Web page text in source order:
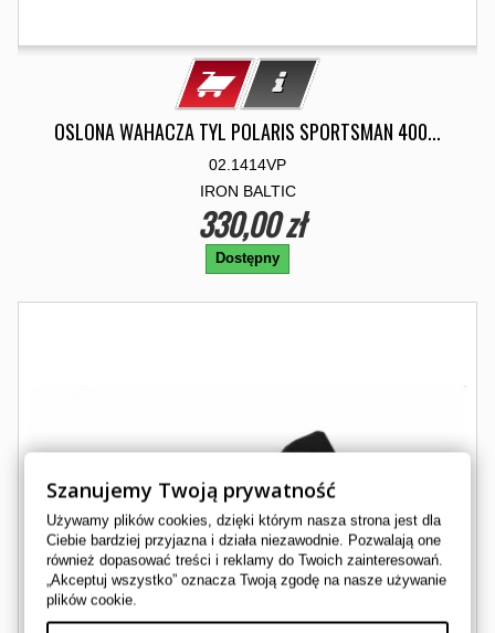
OSLONA WAHACZA TYL POLARIS SPORTSMAN 400...
02.1414VP
IRON BALTIC
330,00 zł
Dostępny
Szanujemy Twoją prywatność
Używamy plików cookies, dzięki którym nasza strona jest dla
Ciebie bardziej przyjazna i działa niezawodnie. Pozwalają one
również dopasować treści i reklamy do Twoich zainteresowań.
„Akceptuj wszystko” oznacza Twoją zgodę na nasze używanie
plików cookie.